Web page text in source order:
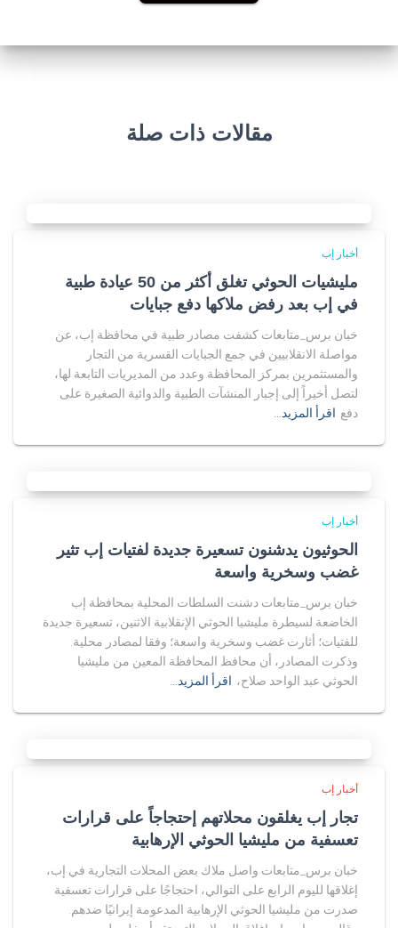
مقالات ذات صلة
أخبار إب
مليشيات الحوثي تغلق أكثر من 50 عيادة طبية
في إب بعد رفض ملاكها دفع جبايات
خبان برس_متابعات كشفت مصادر طبية في محافظة إب، عن
مواصلة الانقلابيين في جمع الجبايات القسرية من التجار
والمستثمرين بمركز المحافظة وعدد من المديريات التابعة لها،
لتصل أخيراً إلى إجبار المنشآت الطبية والدوائية الصغيرة على
دفع اقرأ المزيد…
أخبار إب
الحوثيون يدشنون تسعيرة جديدة لفتيات إب تثير
غضب وسخرية واسعة
خبان برس_متابعات دشنت السلطات المحلية بمحافظة إب
الخاضعة لسيطرة مليشيا الحوثي الإنقلابية الاثنين، تسعيرة جديدة
للفتيات؛ أثارت غضب وسخرية واسعة؛ وفقا لمصادر محلية.
وذكرت المصادر، أن محافظ المحافظة المعين من مليشيا
الحوثي عبد الواحد صلاح، اقرأ المزيد…
أخبار إب
تجار إب يغلقون محلاتهم إحتجاجاً على قرارات
تعسفية من مليشيا الحوثي الإرهابية
خبان برس_متابعات واصل ملاك بعض المحلات التجارية في إب،
إغلاقها لليوم الرابع على التوالي، احتجاجًا على قرارات تعسفية
صدرت من مليشيا الحوثي الإرهابية المدعومة إيرانيًا ضدهم.